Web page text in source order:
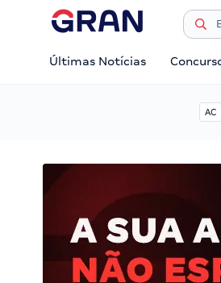
Últimas Notícias
AC